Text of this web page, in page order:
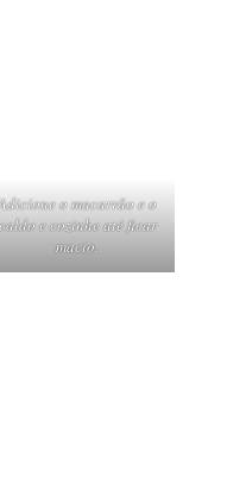
o macarrão e o
e cozinhe até ficar
macio.